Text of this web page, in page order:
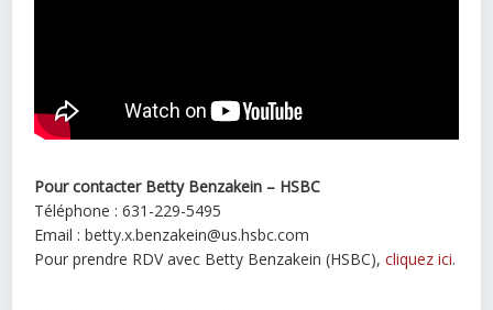
Pour contacter Betty Benzakein – HSBC
Téléphone : 631-229-5495
Email : betty.x.benzakein@us.hsbc.com
Pour prendre RDV avec Betty Benzakein (HSBC),cliquez ici.